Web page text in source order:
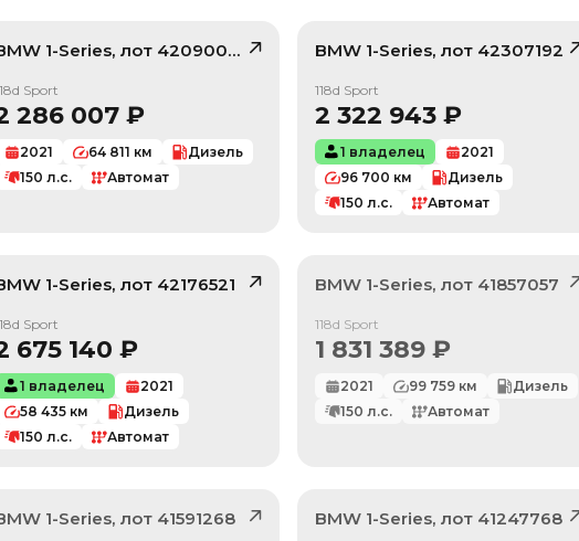
1-Series, лот 42090042/ 10
Sport
286 007 ₽
2021 64 811 км
Дизель
150 л.с. Автомат
BMW 1-Series, лот 42307192
/ 10
118d Sport
2 322 943₽
1 владелец
2021
96 700 км
Дизель
150 л.с. Автомат
1-Series, лот 42176521
/ 10
Sport
675 140 ₽
1 владелец
2021
58 435 км
Дизель
150 л.с. Автомат
BMW 1-Series, лот 41857057
Продан
118d Sport
1 831 389₽
2021 99 759км
Дизель
150 л.с. Автомат
1-Series, лот 41591268
Продан BMW 1-Series, лот 41247768
Продан